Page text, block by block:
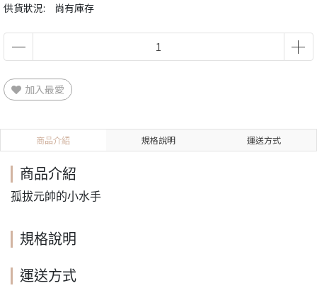
供貨狀況: 尚有庫存
加入最愛
商品介紹 規格說明 運送方式
商品介紹
孤拔元帥的小水手
規格說明
運送方式